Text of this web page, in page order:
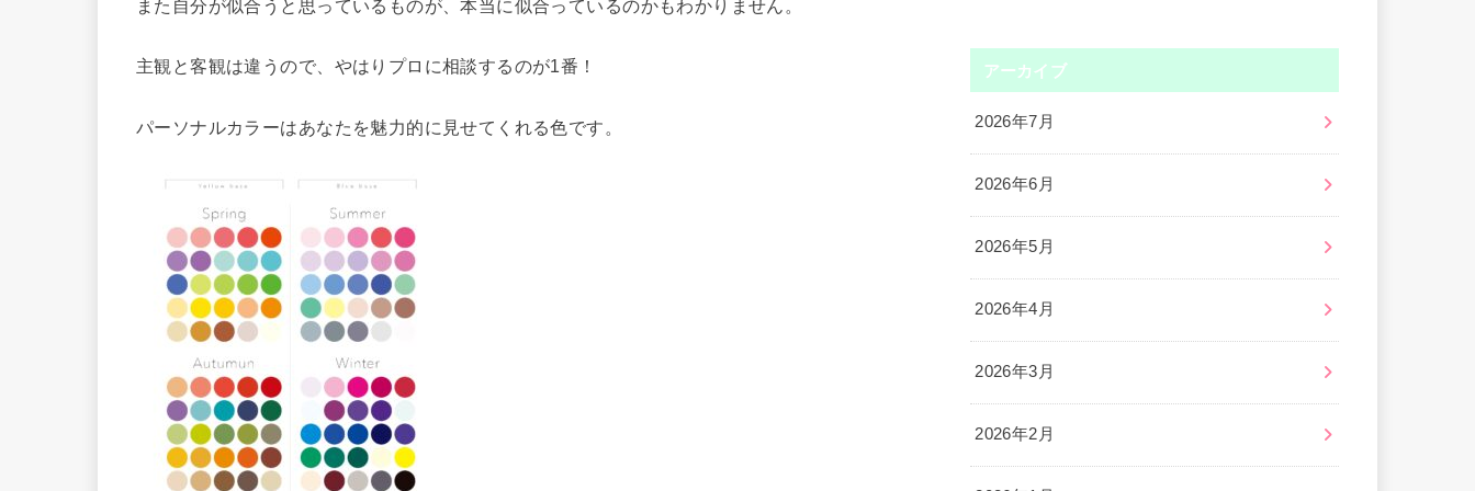
また自分が似合うと思っているものが、本当に似合っているのかもわかりません。
主観と客観は違うので、やはりプロに相談するのが1番！
パーソナルカラーはあなたを魅力的に見せてくれる色です。
アーカイブ
2026年7月
2026年6月
2026年5月
2026年4月
2026年3月
2026年2月